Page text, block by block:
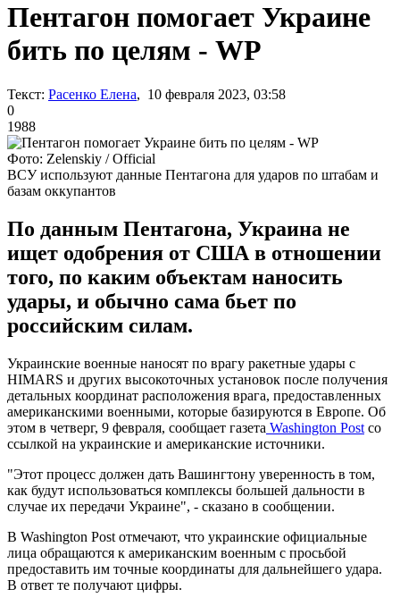
Пентагон помогает Украине
бить по целям - WP
Текст: Расенко Елена, 10 февраля 2023, 03:58
0
1988
Фото: Zelenskiy / Official
ВСУ используют данные Пентагона для ударов по штабам и
базам оккупантов
По данным Пентагона, Украина не
ищет одобрения от США в отношении
того, по каким объектам наносить
удары, и обычно сама бьет по
российским силам.
Украинские военные наносят по врагу ракетные удары с
HIMARS и других высокоточных установок после получения
детальных координат расположения врага, предоставленных
американскими военными, которые базируются в Европе. Об
этом в четверг, 9 февраля, сообщает газета Washington Post со
ссылкой на украинские и американские источники.
"Этот процесс должен дать Вашингтону уверенность в том,
как будут использоваться комплексы большей дальности в
случае их передачи Украине", - сказано в сообщении.
В Washington Post отмечают, что украинские официальные
лица обращаются к американским военным с просьбой
предоставить им точные координаты для дальнейшего удара.
В ответ те получают цифры.